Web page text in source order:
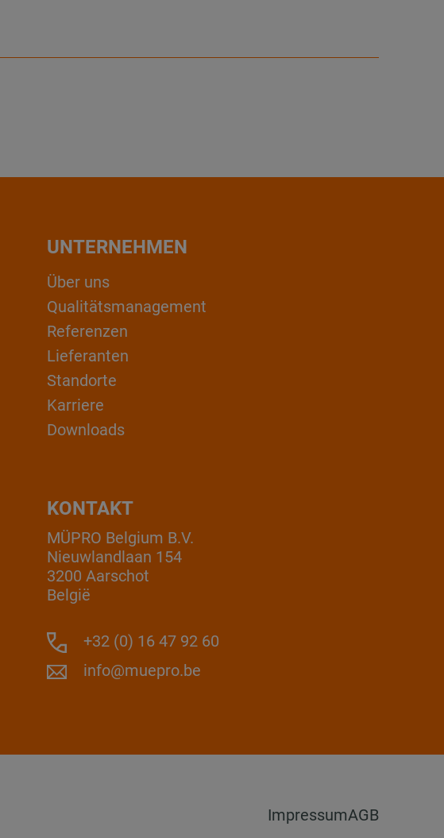
UNTERNEHMEN
Über uns
Qualitätsmanagement
Referenzen
Lieferanten
Standorte
Karriere
Downloads
KONTAKT
MÜPRO Belgium B.V.
Nieuwlandlaan 154
3200 Aarschot
België
+32 (0) 16 47 92 60
info@muepro.be
ImpressumAGB